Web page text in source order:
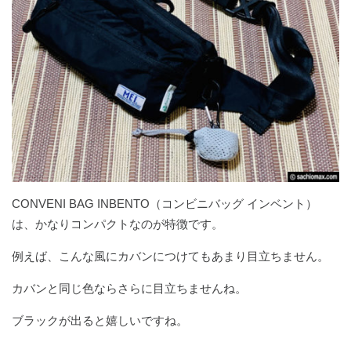
CONVENI BAG INBENTO（コンビニバッグ インベント）
は、かなりコンパクトなのが特徴です。
例えば、こんな風にカバンにつけてもあまり目立ちません。
カバンと同じ色ならさらに目立ちませんね。
ブラックが出ると嬉しいですね。